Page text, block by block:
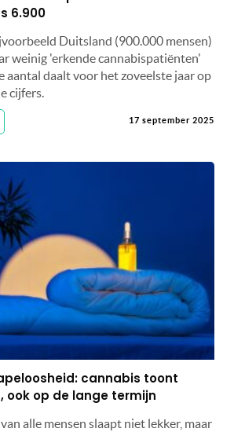
6.900
Duitsland (900.000 mensen)
weinig 'erkende cannabispatiënten'
aantal daalt voor het zoveelste jaar op
cijfers.
17 september 2025
cannabis toont
ook op de lange termijn
alle mensen slaapt niet lekker, maar